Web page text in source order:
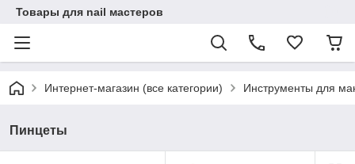
Товары для nail мастеров
Интернет-магазин (все категории) Инструменты для
Пинцеты